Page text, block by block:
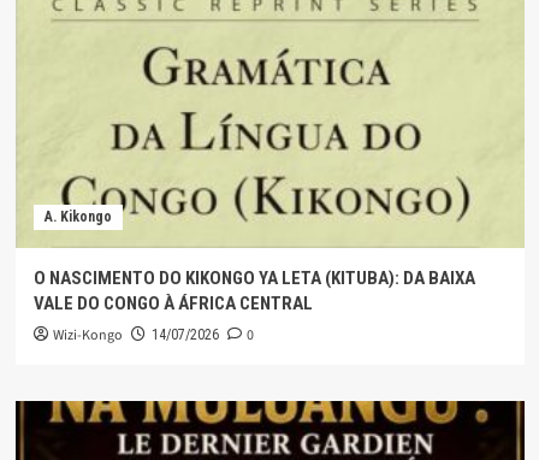
A. Kikongo
O NASCIMENTO DO KIKONGO YA LETA (KITUBA): DA BAIXA
VALE DO CONGO À ÁFRICA CENTRAL
Wizi-Kongo 14/07/2026 0